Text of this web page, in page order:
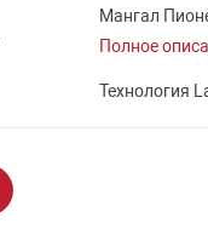
Мангал
Полное
Технология